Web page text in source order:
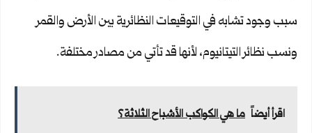
سبب وجود تشابه في التوقيعات النظائرية بين الأرض والقمر
ونسب نظائر التيتانيوم، لأنها قد تأتي من مصادر مختلفة.
اقرأ أيضاً ما هي الكواكب الأشباح الثلاثة؟